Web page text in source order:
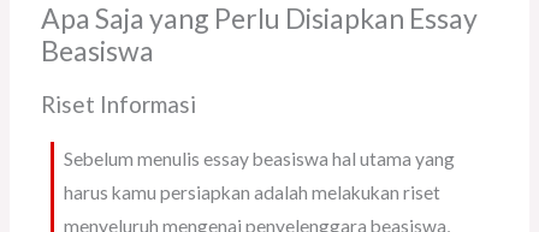
Apa Saja yang Perlu Disiapkan Essay
Beasiswa
Riset Informasi
Sebelum menulis essay beasiswa hal utama yang
harus kamu persiapkan adalah melakukan riset
menyeluruh mengenai penyelenggara beasiswa,